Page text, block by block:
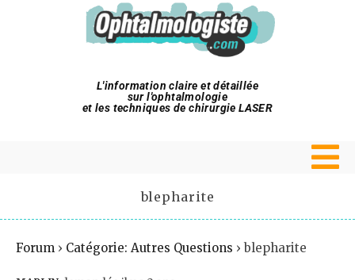
L'information claire et détaillée
sur l'ophtalmologie
et les techniques de chirurgie LASER
blepharite
Forum › Catégorie: Autres Questions ›blepharite